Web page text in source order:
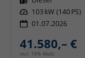
Leistung 103 kW (140 PS)
01.07.2026
41.580,– €
incl. 19% MwSt.